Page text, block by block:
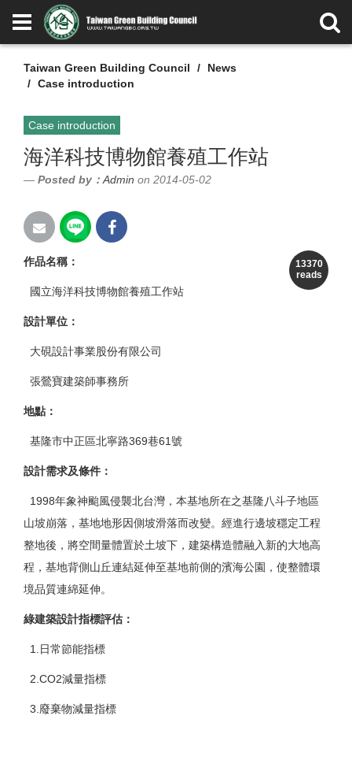
Taiwan Green Building Council
News
Case introduction
Case introduction
海洋科技博物館養殖工作站
Posted by： Admin on 2014-05-02
13370
reads
作品名稱 ：
國立海洋科技博物館養殖工作站
設計單位 ：
大硯設計事業股份有限公司
張鶯寶建築師事務所
地點 ：
基隆市中正區北寧路369巷61號
設計需求及條件 ：
1998年象神颱風侵襲北台灣，本基地所在之基隆八斗子地區
山坡崩落，基地地形因側坡滑落而改變。經進行邊坡穩定工程
整地後，將空間量體置於土坡下，建築構造體融入新的大地高
程，基地背側山丘連結延伸至基地前側的濱海公園，使整體環
境品質連綿延伸。
綠建築設計指標評估 ：
1.日常節能指標
2.CO2減量指標
3.廢棄物減量指標